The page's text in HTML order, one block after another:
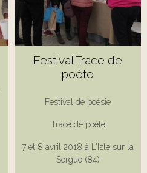
Festival Trace de
poète
Festival de poésie
Trace de poète
7 et 8 avril 2018 à L'Isle sur la
Sorgue (84)